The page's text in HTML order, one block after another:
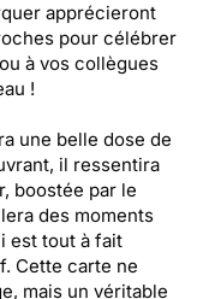
apprécieront
pour célébrer
à vos collègues
!
une belle dose de
il ressentira
boostée par le
des moments
est tout à fait
Cette carte ne
mais un véritable